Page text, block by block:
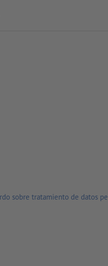
sobre tratamiento de datos